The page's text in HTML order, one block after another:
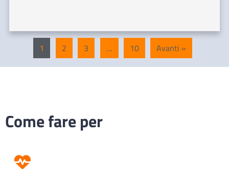
1 2 3 … 10 Avanti »
Come fare per